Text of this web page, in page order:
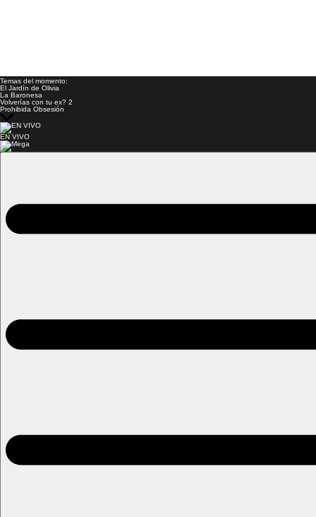
Temas del momento:
El Jardín de Olivia
La Baronesa
Volverías con tu ex? 2
Prohibida Obsesión
EN VIVO